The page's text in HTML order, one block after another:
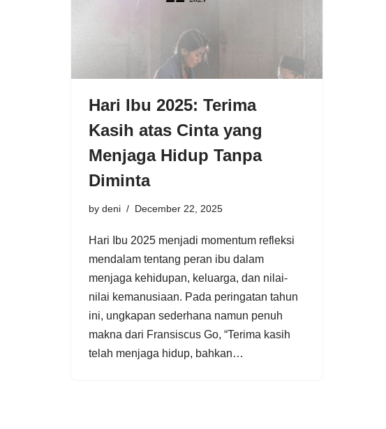
Hari Ibu 2025: Terima
Kasih atas Cinta yang
Menjaga Hidup Tanpa
Diminta
by deni December 22, 2025
Hari Ibu 2025 menjadi momentum refleksi
mendalam tentang peran ibu dalam
menjaga kehidupan, keluarga, dan nilai-
nilai kemanusiaan. Pada peringatan tahun
ini, ungkapan sederhana namun penuh
makna dari Fransiscus Go, “Terima kasih
telah menjaga hidup, bahkan…